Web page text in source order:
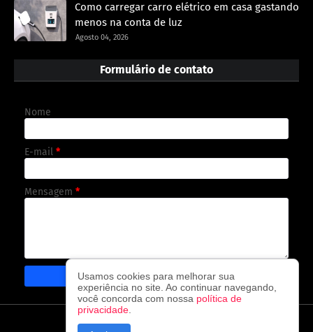
Como carregar carro elétrico em casa gastando
menos na conta de luz
Agosto 04, 2026
Formulário de contato
Nome
E-mail *
Mensagem *
CAPA CONTATO
Usamos cookies para melhorar sua
experiência no site. Ao continuar navegando,
você concorda com nossa política de
privacidade